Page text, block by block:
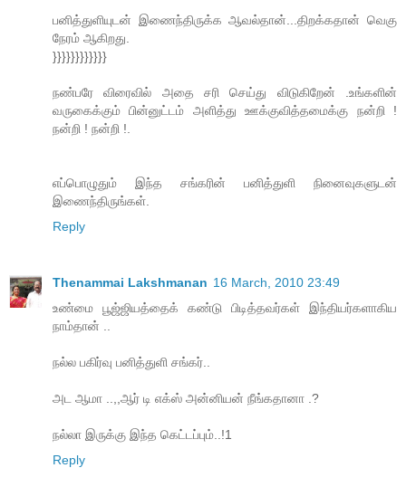
பனித்துளியுடன் இணைந்திருக்க ஆவல்தான்...திறக்கதான் வெகு
நேரம் ஆகிறது.
}}}}}}}}}}}}
நண்பரே விரைவில் அதை சரி செய்து விடுகிறேன் .உங்களின்
வருகைக்கும் பின்னுட்டம் அளித்து ஊக்குவித்தமைக்கு நன்றி !
நன்றி ! நன்றி !.
எப்பொழுதும் இந்த சங்கரின் பனித்துளி நினைவுகளுடன்
இணைந்திருங்கள்.
Reply
Thenammai Lakshmanan 16 March, 2010 23:49
உண்மை பூஜ்ஜியத்தைக் கண்டு பிடித்தவர்கள் இந்தியர்களாகிய
நாம்தான் ..
நல்ல பகிர்வு பனித்துளி சங்கர்..
அட ஆமா ..,,ஆர் டி எக்ஸ் அன்னியன் நீங்கதானா .?
நல்லா இருக்கு இந்த கெட்டப்பும்..!1
Reply